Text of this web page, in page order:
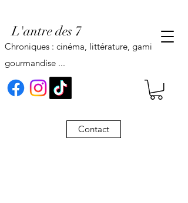
L'antre des 7
Contact
Chroniques : cinéma, littérature, gaming,
gourmandise ...